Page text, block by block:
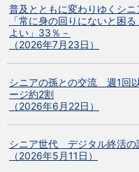
普及とともに変わりゆくシ
「常に身の回りにないと困
よい」33％－
（2026年7月23日）
シニアの孫との交流 週1
ージ約2割
（2026年6月22日）
シニア世代 デジタル終活の
（2026年5月11日）